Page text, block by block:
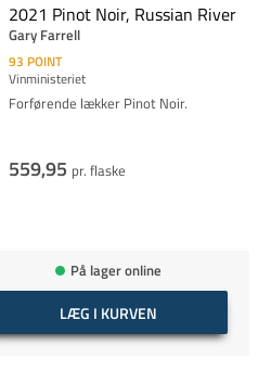
2021 Pinot Noir, Russian River
Gary Farrell
93 POINT
Vinministeriet
Forførende lækker Pinot Noir.
559,95 pr. flaske
På lager online
LÆG I KURVEN